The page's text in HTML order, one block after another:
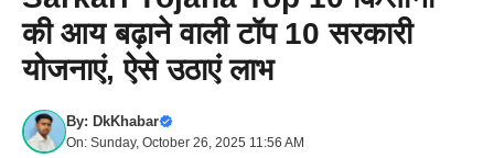
की आय बढ़ाने वाली टॉप 10 सरकारी
योजनाएं, ऐसे उठाएं लाभ
By: DkKhabar
On: Sunday, October 26, 2025 11:56 AM